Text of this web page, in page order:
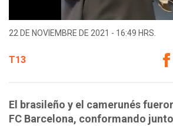
22 DE NOVIEMBRE DE 2021 - 16:49 HRS.
T13
El brasileño y el camerunés
FC Barcelona, conformando